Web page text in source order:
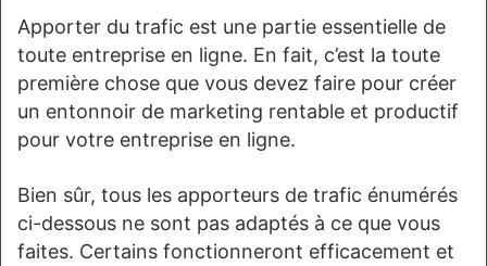
Apporter du trafic est une partie essentielle de
toute entreprise en ligne. En fait, c’est la toute
première chose que vous devez faire pour créer
un entonnoir de marketing rentable et productif
pour votre entreprise en ligne.
Bien sûr, tous les apporteurs de trafic énumérés
ci-dessous ne sont pas adaptés à ce que vous
faites. Certains fonctionneront efficacement et